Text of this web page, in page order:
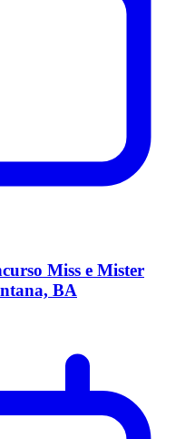
Miss e Mister
BA